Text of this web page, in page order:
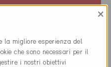
×
la migliore esperienza del
che sono necessari per il
i nostri obiettivi